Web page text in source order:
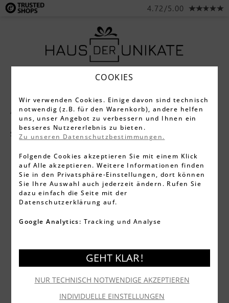
4.72/5.00
Alle Produkte Schmuck Halsketten
Silber
COOKIES
Wir verwenden Cookies. Einige davon sind technisch
notwendig (z.B. für den Warenkorb), andere helfen
uns, unser Angebot zu verbessern und Ihnen ein
besseres Nutzererlebnis zu bieten.
Zu unseren Datenschutzbestimmungen.
Folgende Cookies akzeptieren Sie mit einem Klick
auf Alle akzeptieren. Weitere Informationen finden
Sie in den Privatsphäre-Einstellungen, dort können
Sie Ihre Auswahl auch jederzeit ändern. Rufen Sie
dazu einfach die Seite mit der
Datenschutzerklärung auf.
Google Analytics: Tracking und Analyse
INDIVIDUELLE EINSTELLUNGEN
NUR TECHNISCH NOTWENDIGE AKZEPTIEREN
GEHT KLAR !